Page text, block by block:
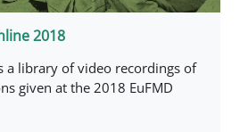
2018
a library of video recordings of
given at the 2018 EuFMD